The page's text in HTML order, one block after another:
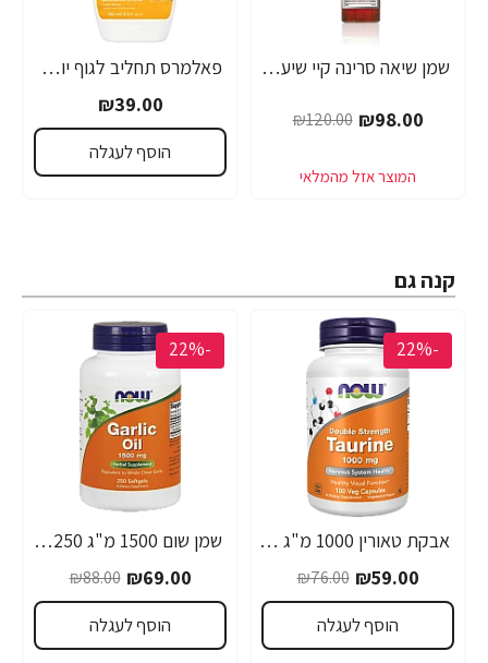
שמן שיאה סרינה קיי שיער דק, יבש, דליל וחלש Volume Lift - מבית Saryna Key
₪98.00
₪120.00
פאלמרס תחליב לגוף יומי להזנה ולריכוך עם חמאת שיאה ויטמין E נפח 250 מ"ל - Palmer's
₪39.00
הוסף לעגלה
קנה גם
-22%
אבקת טאורין 1000 מ"ג - 100 כמוסות - מבית Now Foods
₪59.00
₪76.00
הוסף לעגלה
-22%
שמן שום 1500 מ"ג 250 כמוסות - מבית NOW FOODS
₪69.00
₪88.00
הוסף לעגלה